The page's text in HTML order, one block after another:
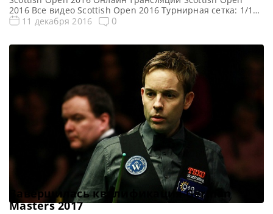
2016 Все видео Scottish Open 2016 Турнирная сетка: 1/16
финала 1/8 финала 1/4 финала 1/2 финала Финал 7
фреймов (до 9-ти […]
11 декабря 2016 0
Завершилась квалификация German
Masters 2017